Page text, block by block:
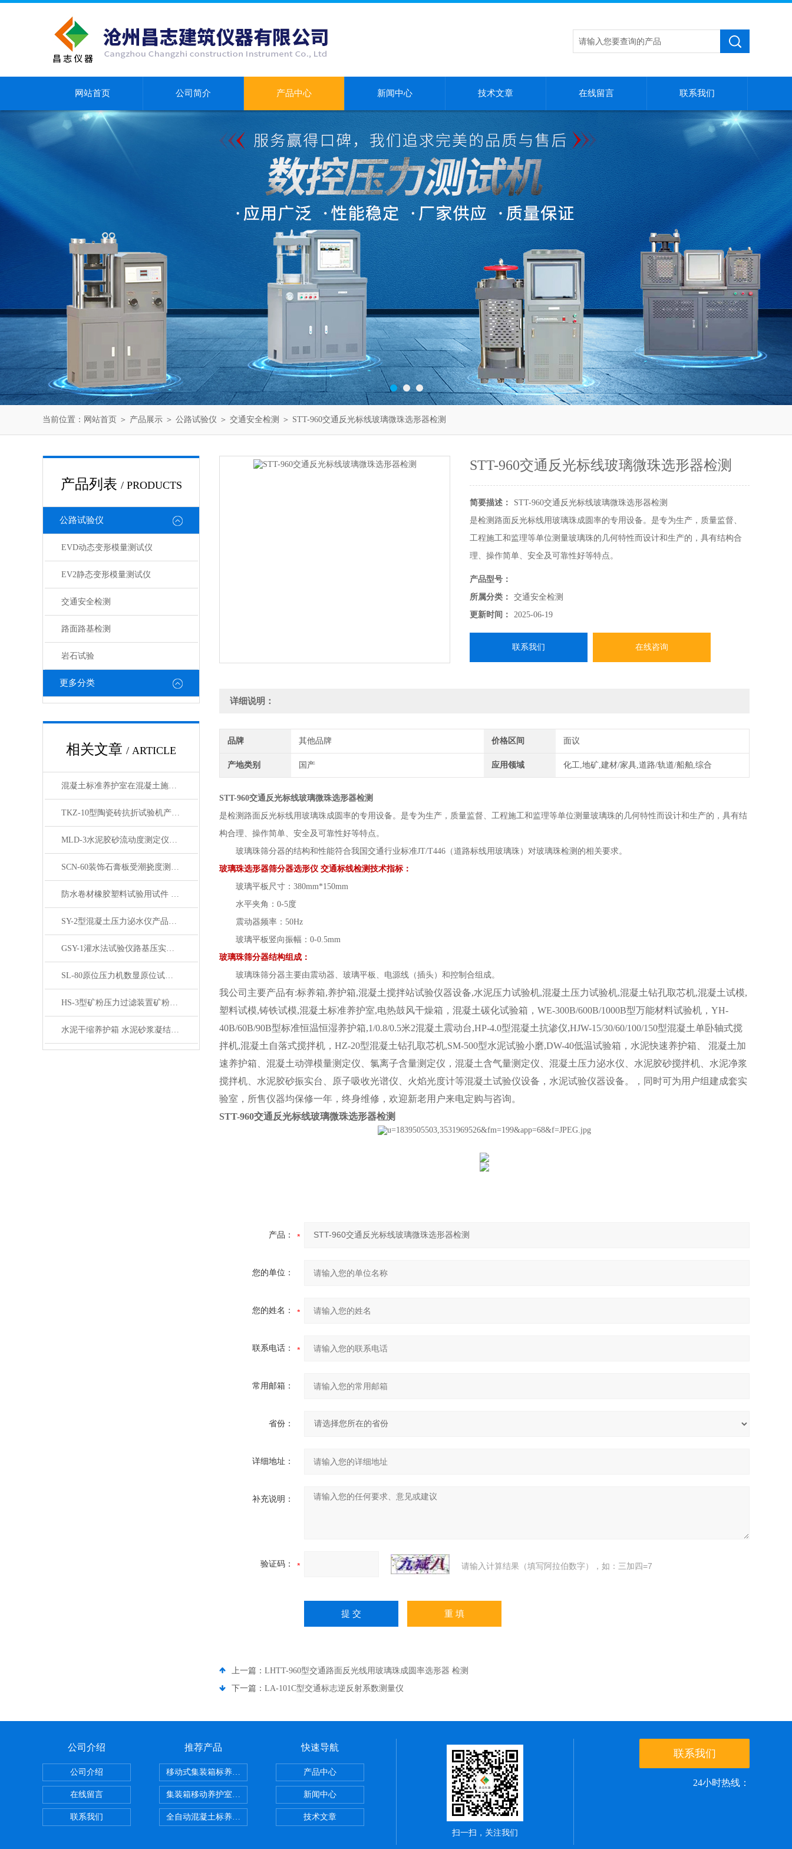
网站首页 公司简介 产品中心 新闻中心 技术文章 在线留言 联系我们
当前位置： 网站首页 ＞ 产品展示 ＞ 公路试验仪 ＞ 交通安全检测 ＞ STT-960交通反光标线玻璃微珠选形器检测
产品列表 / PRODUCTS
公路试验仪
EVD动态变形模量测试仪
EV2静态变形模量测试仪
交通安全检测
路面路基检测
岩石试验
更多分类
相关文章 / ARTICLE
混凝土标准养护室在混凝土施工中扮演着重要的角色
TKZ-10型陶瓷砖抗折试验机产品展示
MLD-3水泥胶砂流动度测定仪产品简介
SCN-60装饰石膏板受潮挠度测定仪产品展示
防水卷材橡胶塑料试验用试件 产品展示
SY-2型混凝土压力泌水仪产品展示
GSY-1灌水法试验仪路基压实度测定仪产品展示
SL-80原位压力机数显原位试验机 产品展示
HS-3型矿粉压力过滤装置矿粉回收仪产品展示
水泥干缩养护箱 水泥砂浆凝结时间定型性试验
STT-960交通反光标线玻璃微珠选形器检测
简要描述：
STT-960交通反光标线玻璃微珠选形器检测
是检测路面反光标线用玻璃珠成圆率的专用设备。是专为生产，质量监督、
工程施工和监理等单位测量玻璃珠的几何特性而设计和生产的，具有结构合
理、操作简单、安全及可靠性好等特点。
玻璃珠筛分器的结构和性能符合我国交通行业标准JT/T446（道路标线用
玻璃珠）对玻璃珠检测的相关要求。
产品型号：
所属分类：
交通安全检测
更新时间：
2025-06-19
联系我们 在线咨询
详细说明：
品牌 其他品牌 价格区间 面议
产地类别 国产 应用领域 化工,地矿,建材/家具,道路/轨道/船舶,综合
STT-960交通反光标线玻璃微珠选形器检测
是检测路面反光标线用玻璃珠成圆率的专用设备。是专为生产，质量监督、工程施工和监理等单位测量玻璃珠的几何特性而设计和生产的，具有结
构合理、操作简单、安全及可靠性好等特点。
玻璃珠筛分器的结构和性能符合我国交通行业标准JT/T446（道路标线用玻璃珠）对玻璃珠检测的相关要求。
玻璃珠选形器筛分器选形仪 交通标线检测技术指标：
玻璃平板尺寸： 380mm*150mm
水平夹角： 0-5度
震动器频率： 50Hz
玻璃平板竖向振幅： 0-0.5mm
玻璃珠筛分器结构组成：
玻璃珠筛分器主要由震动器、玻璃平板、电源线（插头）和控制合组成。
我公司主要产品有:标养箱,养护箱,混凝土搅拌站试验仪器设备,水泥压力试验机,混凝土压力试验机,混凝土钻孔取芯机,混凝土试模,
塑料试模,铸铁试模,混凝土标准养护室,电热鼓风干燥箱，混凝土碳化试验箱，WE-300B/600B/1000B型万能材料试验机，YH-
40B/60B/90B型标准恒温恒湿养护箱,1/0.8/0.5米2混凝土震动台,HP-4.0型混凝土抗渗仪,HJW-15/30/60/100/150型混凝土单卧轴式搅
拌机,混凝土自落式搅拌机，HZ-20型混凝土钻孔取芯机,SM-500型水泥试验小磨,DW-40低温试验箱，水泥快速养护箱、 混凝土加
速养护箱、混凝土动弹模量测定仪、氯离子含量测定仪，混凝土含气量测定仪、混凝土压力泌水仪、水泥胶砂搅拌机、水泥净浆
搅拌机、水泥胶砂振实台、原子吸收光谱仪、火焰光度计等混凝土试验仪设备，水泥试验仪器设备。，同时可为用户组建成套实
验室，所售仪器均保修一年，终身维修，欢迎新老用户来电定购与咨询。
STT-960交通反光标线玻璃微珠选形器检测
产品：
您的单位：
您的姓名：
联系电话：
常用邮箱：
省份：
详细地址：
补充说明：
验证码： 请输入计算结果（填写阿拉伯数字），如：三加四=7
上一篇： LHTT-960型交通路面反光线用玻璃珠成圆率选形器 检测
下一篇： LA-101C型交通标志逆反射系数测量仪
公司介绍
公司介绍
在线留言
联系我们
推荐产品
移动式集装箱标养室 养护室设备
集装箱移动养护室 标养室
全自动混凝土标养室恒温恒湿设备
快速导航
产品中心
新闻中心
技术文章
扫一扫，关注我们
联系我们
24小时热线：